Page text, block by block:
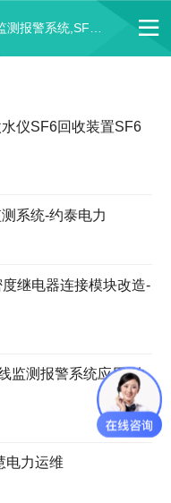
仪SF6回收装置SF6
系统-约泰电力
继电器连接模块改造-
监测报警系统应用-约
电力运维